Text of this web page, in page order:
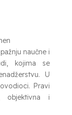
naučne i
kojima se
U
Pravi
objektivna i